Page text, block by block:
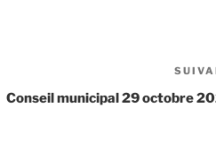
Conseil municipal 29 octobre